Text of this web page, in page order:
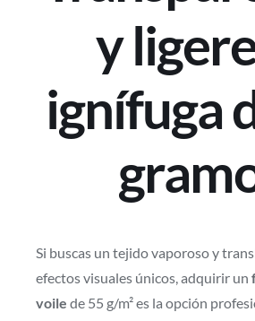
y
ignífuga
Si buscas un tejido vaporoso y
efectos visuales únicos, adquirir un
voile de 55 g/m² es la opción